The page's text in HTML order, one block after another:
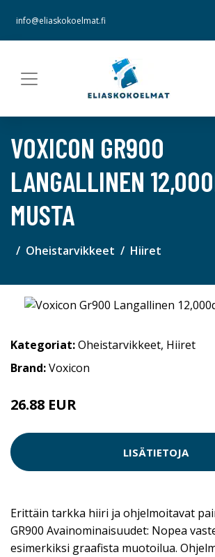
info@eliaskokoelmat.fi
VOXICON GR900
LANGALLINEN
MUSTA
Oheistarvikkeet Hiiret
Kategoriat:Oheistarvikkeet, Hiiret
Brand:Voxicon
26.88 EUR
LISÄTIETOJA
Erittäin tarkka hiiri ja ohjelmoitavat
GR900 Avainominaisuudet: Nopea
esimerkiksi graafista muotoilua.